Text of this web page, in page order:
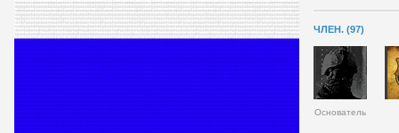
ЧЛЕН. (97)
Основатель